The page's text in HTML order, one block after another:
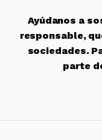
Ayúdanos a
responsable,
sociedades.
parte